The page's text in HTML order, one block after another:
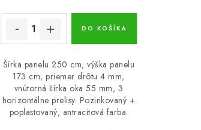
DO KOŠÍKA
Šírka panelu 250 cm, výška panelu
173 cm, priemer drôtu 4 mm,
vnútorná šírka oka 55 mm, 3
horizontálne prelisy. Pozinkovaný +
poplastovaný, antracitová farba.